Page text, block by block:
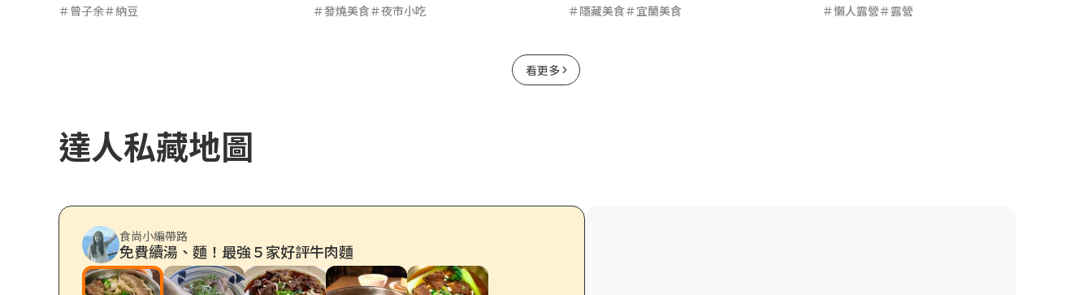
＃ 曾子余＃納豆 ＃發燒美食＃夜市小吃 ＃隱藏美食＃宜蘭美食 ＃懶人露營＃露營
看更多
達人私藏地圖
食尚小編帶路
免費續湯、麵！最強５家好評牛肉麵